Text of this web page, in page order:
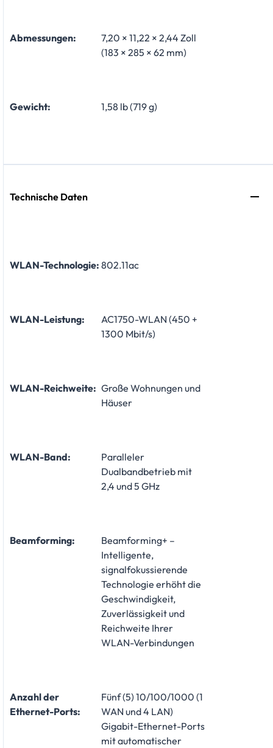
Abmessungen:
7,20 × 11,22 × 2,44 Zoll
(183 × 285 × 62 mm)
Gewicht: 1,58 lb (719 g)
Technische Daten
WLAN-Technologie: 802.11ac
WLAN-Leistung:
AC1750-WLAN (450 +
1300 Mbit/s)
WLAN-Reichweite: Große Wohnungen und
Häuser
WLAN-Band:
Paralleler
Dualbandbetrieb mit
2,4 und 5 GHz
Beamforming:
Beamforming+ –
Intelligente,
signalfokussierende
Technologie erhöht die
Geschwindigkeit,
Zuverlässigkeit und
Reichweite Ihrer
WLAN-Verbindungen
Anzahl der
Ethernet-Ports:
Fünf (5) 10/100/1000 (1
WAN und 4 LAN)
Gigabit-Ethernet-Ports
mit automatischer